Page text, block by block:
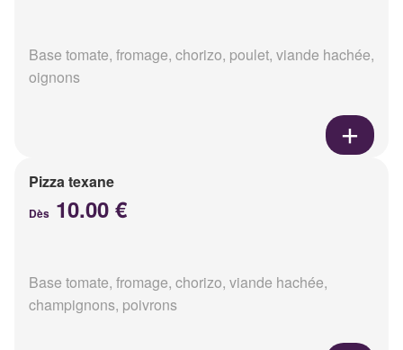
Base tomate, fromage, chorizo, poulet, viande hachée,
oignons
Pizza texane
Dès 10.00 €
Base tomate, fromage, chorizo, viande hachée,
champignons, poivrons